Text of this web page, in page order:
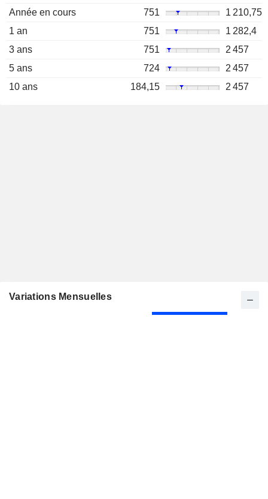
Année en cours
751
1 210,75
1 an
751
1 282,4
3 ans
751
2 457
5 ans
724
2 457
10 ans
184,15 2 457
Variations Mensuelles